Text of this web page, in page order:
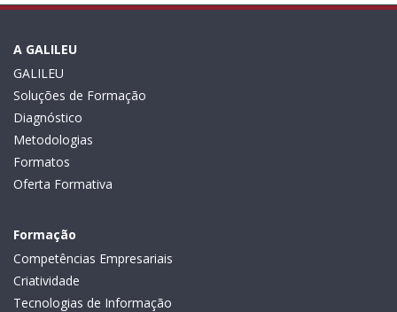
A GALILEU
GALILEU
Soluções de Formação
Diagnóstico
Metodologias
Formatos
Oferta Formativa
Formação
Competências Empresariais
Criatividade
Tecnologias de Informação